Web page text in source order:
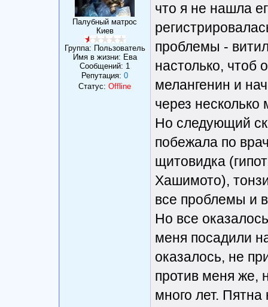
Палубный матрос
Киев
Группа: Пользователь
Имя в жизни: Ева
Сообщений: 1
Репутация: 0
Статус: Offline
что я не нашла
проблемы -
настолько, чтоб
мелангенин и
через несколько
Но следующий
побежала по
щитовидка
Хашимото),
все проблемы и
Но все
меня посадили
оказалось, не
против меня же,
много лет.